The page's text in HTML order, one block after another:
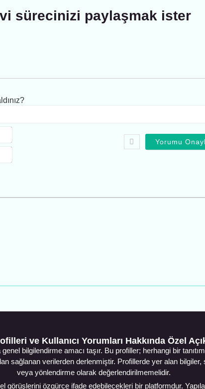
sürecinizi paylaşmak ister
Ad:*
E-
ve Kullanıcı Yorumları Hakkında Özel
bilgilendirme amacı taşır. Bu profiller; herhangi bir
sağlanan verilerden derlenmiştir. Profillerde yer alan
veya yönlendirme olarak değerlendirilmemelidir.
görüşlerini özgürce ifade edebilecekleri bir platformdur.